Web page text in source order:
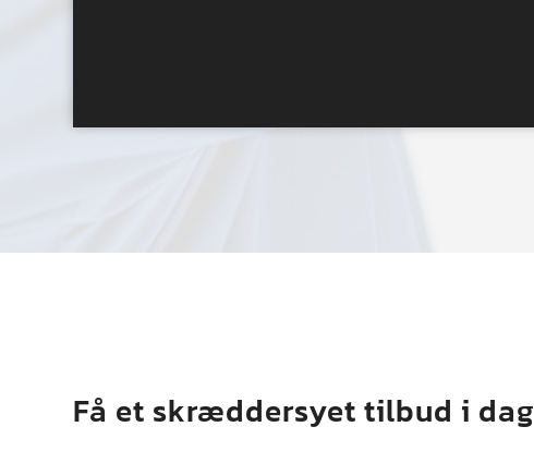
Få et skræddersyet tilbud i dag